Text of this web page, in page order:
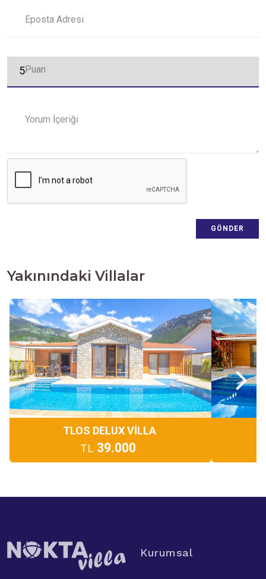
Eposta Adresi
Puan
Yorum İçeriği
GÖNDER
Yakınındaki Villalar
TLOS DELUX VİLLA
TL 39.000
Kurumsal